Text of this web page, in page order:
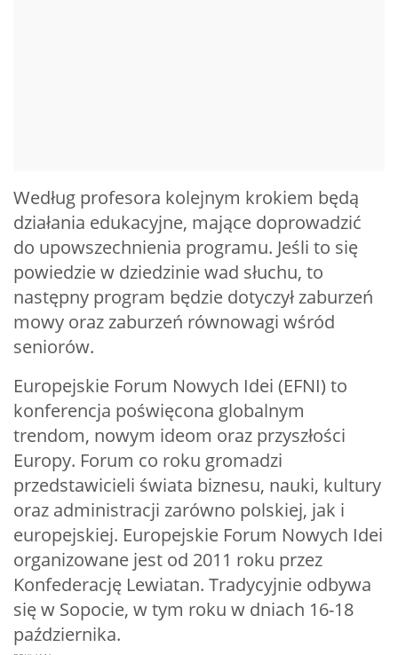
Według profesora kolejnym krokiem będą
działania edukacyjne, mające doprowadzić
do upowszechnienia programu. Jeśli to się
powiedzie w dziedzinie wad słuchu, to
następny program będzie dotyczył zaburzeń
mowy oraz zaburzeń równowagi wśród
seniorów.
Europejskie Forum Nowych Idei (EFNI) to
konferencja poświęcona globalnym
trendom, nowym ideom oraz przyszłości
Europy. Forum co roku gromadzi
przedstawicieli świata biznesu, nauki, kultury
oraz administracji zarówno polskiej, jak i
europejskiej. Europejskie Forum Nowych Idei
organizowane jest od 2011 roku przez
Konfederację Lewiatan. Tradycyjnie odbywa
się w Sopocie, w tym roku w dniach 16-18
października.